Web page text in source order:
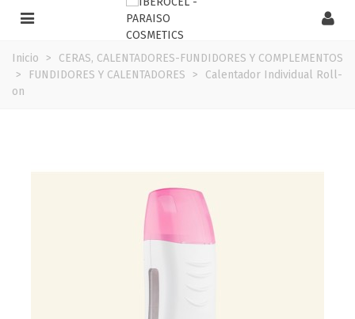
Inicio >
CERAS, CALENTADORES-FUNDIDORES Y COMPLEMENTOS
>
FUNDIDORES Y CALENTADORES >
Calentador Individual Roll-
on